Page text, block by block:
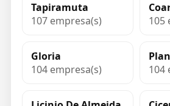
Tapiramuta
107 empresa(s)
105
Gloria
104 empresa(s)
104